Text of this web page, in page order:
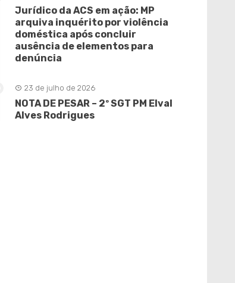
Jurídico da ACS em ação: MP
arquiva inquérito por violência
doméstica após concluir
ausência de elementos para
denúncia
23 de julho de 2026
NOTA DE PESAR – 2º SGT PM Elval
Alves Rodrigues